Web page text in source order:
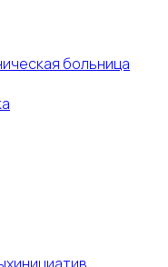
больница